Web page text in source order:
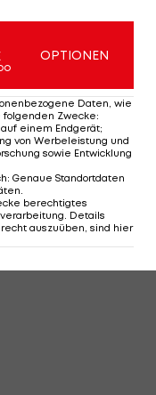
OPTIONEN
Daten, wie
folgenden Zwecke:
einem Endgerät;
von Werbeleistung und
sowie Entwicklung
: Genaue Standortdaten
.
berechtigtes
Details
auszuüben, sind hier